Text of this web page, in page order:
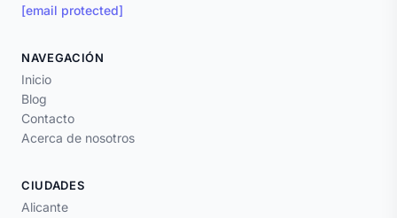
[email protected]
NAVEGACIÓN
Inicio
Blog
Contacto
Acerca de nosotros
CIUDADES
Alicante